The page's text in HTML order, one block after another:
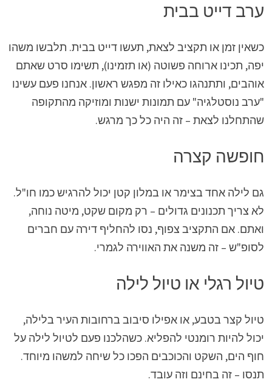
ערב דייט בבית
כשאין זמן או תקציב לצאת, תעשו דייט בבית. תלבשו משהו
יפה, תכינו ארוחה פשוטה (או תזמינו), תשימו סרט שאתם
אוהבים, ותתנהגו כאילו זה מפגש ראשון. אנחנו פעם עשינו
"ערב נוסטלגיה" עם תמונות ישנות ומוזיקה מהתקופה
שהתחלנו לצאת – זה היה כל כך מרגש.
חופשה קצרה
גם לילה אחד בצימר או במלון קטן יכול להרגיש כמו חו"ל.
לא צריך תכנונים גדולים – רק מקום שקט, מיטה נוחה,
ואתם. אם התקציב צפוף, נסו להחליף דירה עם חברים
לסופ"ש – זה משנה את האווירה לגמרי.
טיול רגלי או טיול לילה
טיול קצר בטבע, או אפילו סיבוב ברחובות העיר בלילה,
יכול להיות רומנטי להפליא. כשהלכנו פעם לטיול לילה על
חוף הים, השקט והכוכבים הפכו כל שיחה למשהו מיוחד.
תנסו – זה בחינם וזה עובד.